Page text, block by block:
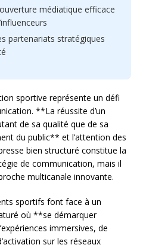
médiatique efficace
partenariats stratégiques
sportive représente un défi
**La réussite d’un
de sa qualité que de sa
du public** et l’attention des
bien structuré constitue la
de communication, mais il
multicanale innovante.
sportifs font face à un
où **se démarquer
immersives, de
sur les réseaux